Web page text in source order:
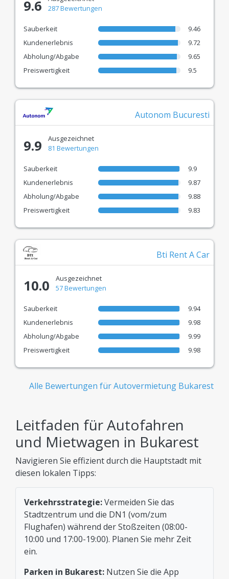
Autovermietungen
Wir arbeiten mit Branchenführern wie Autonom,
Travis, Gorent und vielen anderen zusammen.
Schnelle Reservierung
Moderne Technologie für einen einfachen,
sicheren und komfortablen Online-Mietprozess.
Alles, was Sie tun müssen: Vergleichen & den
richtigen Preis wählen!
9.6
287 Bewertungen
Sauberkeit
9.46
Kundenerlebnis
9.72
Abholung/Abgabe
9.65
Preiswertigkeit
9.5
Autonom Bucuresti
9.9
Ausgezeichnet
81 Bewertungen
Sauberkeit
9.9
Kundenerlebnis
9.87
Abholung/Abgabe
9.88
Preiswertigkeit
9.83
Bti Rent A Car
10.0
Ausgezeichnet
57 Bewertungen
Sauberkeit
9.94
Kundenerlebnis
9.98
Abholung/Abgabe
9.99
Preiswertigkeit
9.98
Alle Bewertungen für Autovermietung Bukarest
Leitfaden für Autofahren
und Mietwagen in Bukarest
Navigieren Sie effizient durch die Hauptstadt mit
diesen lokalen Tipps:
Verkehrsstrategie:Vermeiden Sie das
Stadtzentrum und die DN1 (vom/zum
Flughafen) während der Stoßzeiten (08:00-
10:00 und 17:00-19:00). Planen Sie mehr Zeit
ein.
Parken in Bukarest: Nutzen Sie die App